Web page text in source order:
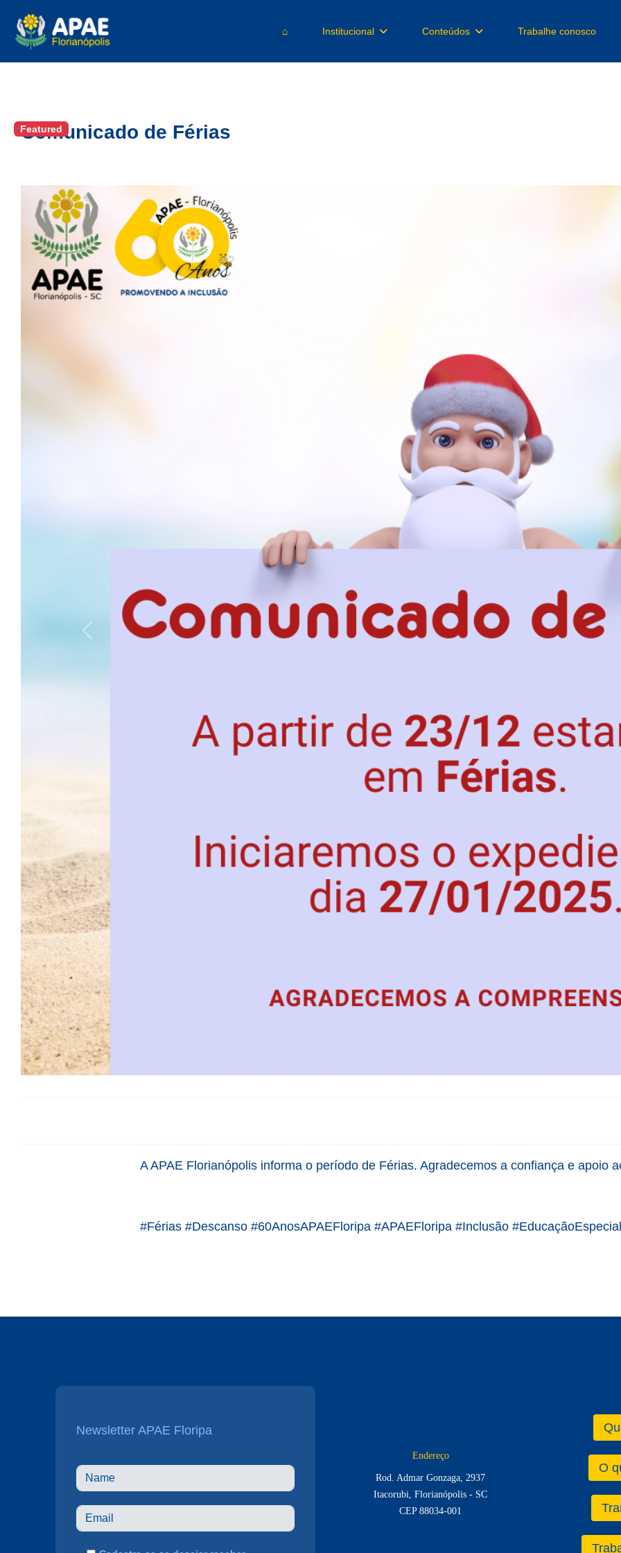
⌂ Institucional Conteúdos Trabalhe conosco
Comunicado de Férias
Previous
Featured
A APAE Florianópolis informa o período de Férias. Agradecemos a confiança e apoio
#Férias #Descanso #60AnosAPAEFloripa #APAEFloripa #Inclusão #EducaçãoEspecial
Newsletter APAE Floripa
Endereço
Rod. Admar Gonzaga, 2937
Itacorubi, Florianópolis - SC
CEP 88034-001
O